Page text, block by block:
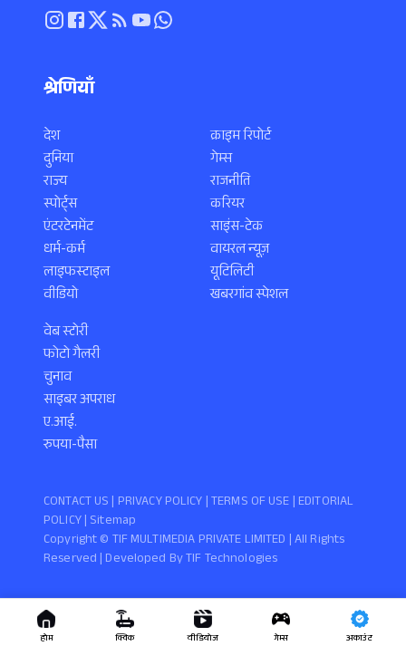
श्रेणियाँ
देश
दुनिया
राज्य
स्पोर्ट्स
एंटरटेनमेंट
धर्म-कर्म
लाइफस्टाइल
वीडियो
क्राइम रिपोर्ट
गेम्स
राजनीति
करियर
साइंस-टेक
वायरल न्यूज़
यूटिलिटी
खबरगांव स्पेशल
वेब स्टोरी
फोटो गैलरी
चुनाव
साइबर अपराध
ए.आई.
रुपया-पैसा
Copyright ©️ TIF MULTIMEDIA PRIVATE LIMITED | All Rights
Reserved | Developed ByTIF Technologies
CONTACT US | PRIVACY POLICY |TERMS OF USE | EDITORIAL
POLICY| Sitemap
होम क्विक वीडियोज गेम्स अकाउंट